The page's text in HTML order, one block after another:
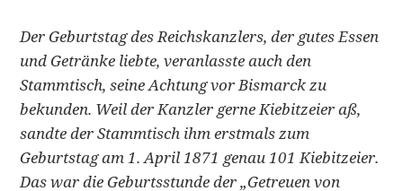
Der Geburtstag des Reichskanzlers, der gutes Essen
und Getränke liebte, veranlasste auch den
Stammtisch, seine Achtung vor Bismarck zu
bekunden. Weil der Kanzler gerne Kiebitzeier aß,
sandte der Stammtisch ihm erstmals zum
Geburtstag am 1. April 1871 genau 101 Kiebitzeier.
Das war die Geburtsstunde der „Getreuen von